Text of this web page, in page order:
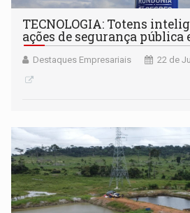
TECNOLOGIA: Totens
ações de segurança pública
Destaques Empresariais 22 de